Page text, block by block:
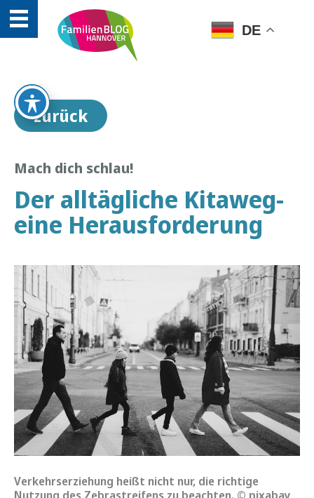
DE
zurück
Mach dich schlau!
Der alltägliche Kitaweg-
eine Herausforderung
Verkehrserziehung heißt nicht nur, die richtige